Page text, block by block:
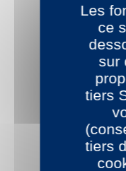
Les
ce
sur
tiers
tiers